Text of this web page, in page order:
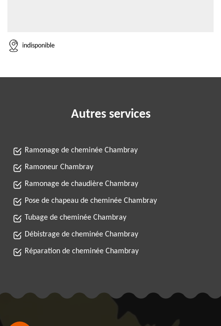
indisponible
Autres services
Ramonage de cheminée Chambray
Ramoneur Chambray
Ramonage de chaudière Chambray
Pose de chapeau de cheminée Chambray
Tubage de cheminée Chambray
Débistrage de cheminée Chambray
Réparation de cheminée Chambray